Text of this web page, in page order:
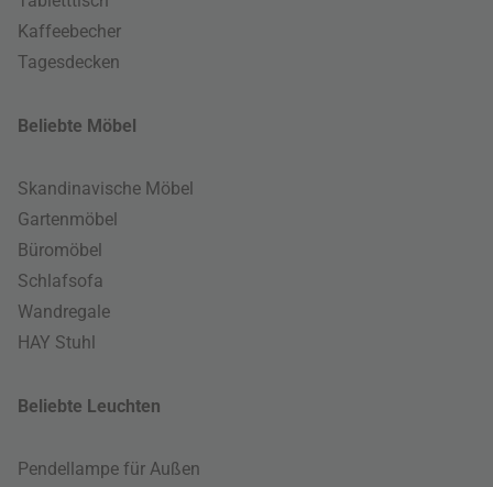
Kaffeebecher
Tagesdecken
Beliebte Möbel
Skandinavische Möbel
Gartenmöbel
Büromöbel
Schlafsofa
Wandregale
HAY Stuhl
Beliebte Leuchten
Pendellampe für Außen